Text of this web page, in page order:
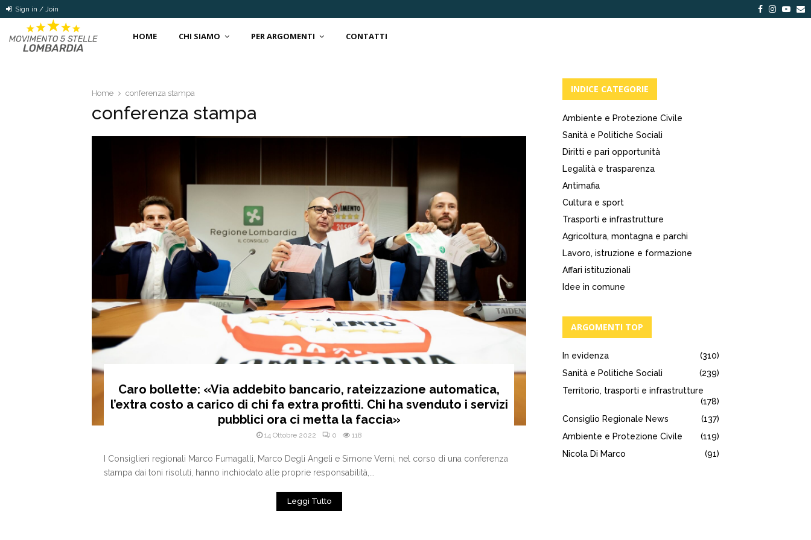
Sign in / Join Facebook
HOME CHI SIAMO PER ARGOMENTI CONTATTI
Home conferenza stampa
conferenza stampa
Caro bollette: «Via addebito bancario, rateizzazione automatica,
l’extra costo a carico di chi fa extra profitti. Chi ha svenduto i servizi
pubblici ora ci metta la faccia»
14 Ottobre 2022 0 118
I Consiglieri regionali Marco Fumagalli, Marco Degli Angeli e Simone Verni, nel corso di una conferenza
stampa dai toni risoluti, hanno inchiodato alle proprie responsabilità,...
Leggi Tutto
INDICE CATEGORIE
Ambiente e Protezione Civile
Sanità e Politiche Sociali
Diritti e pari opportunità
Legalità e trasparenza
Antimafia
Cultura e sport
Trasporti e infrastrutture
Agricoltura, montagna e parchi
Lavoro, istruzione e formazione
Affari istituzionali
Idee in comune
ARGOMENTI TOP
In evidenza
(310)
Sanità e Politiche Sociali
(239)
Territorio, trasporti e infrastrutture
(178)
Consiglio Regionale News
(137)
Ambiente e Protezione Civile
(119)
Nicola Di Marco
(91)